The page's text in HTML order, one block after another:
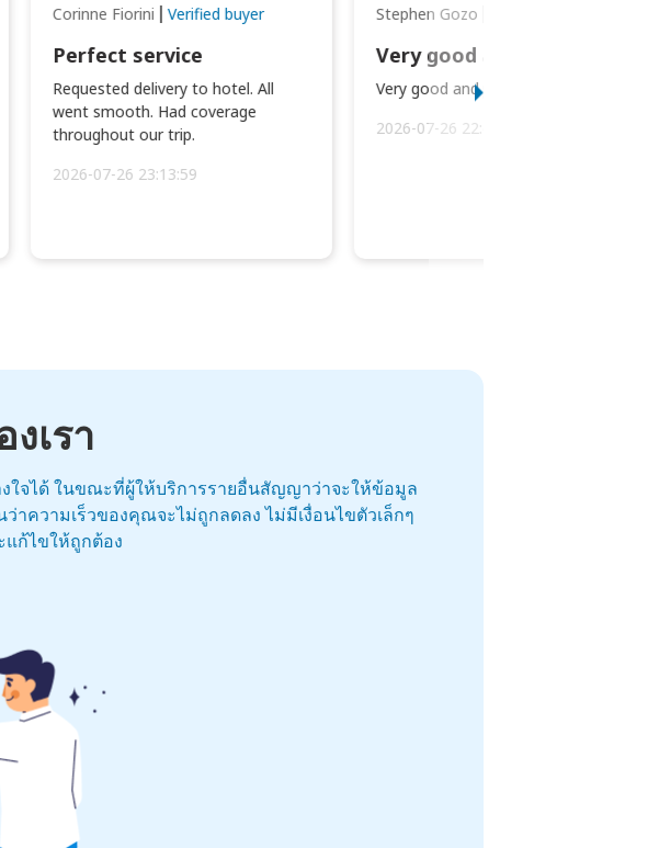
Corinne Fiorini Verified buyer
Perfect service
Requested delivery to hotel. All
went smooth. Had coverage
throughout our trip.
2026-07-26 23:13:59
Stephen Gozo
Very good and prompt service.
2026-07-26 22:43:45
เรา
จได้ ในขณะที่ผู้ให้บริการรายอื่นสัญญาว่าจะให้ข้อมูล
ความเร็วของคุณจะไม่ถูกลดลง ไม่มีเงื่อนไขตัวเล็กๆ
แก้ไขให้ถูกต้อง